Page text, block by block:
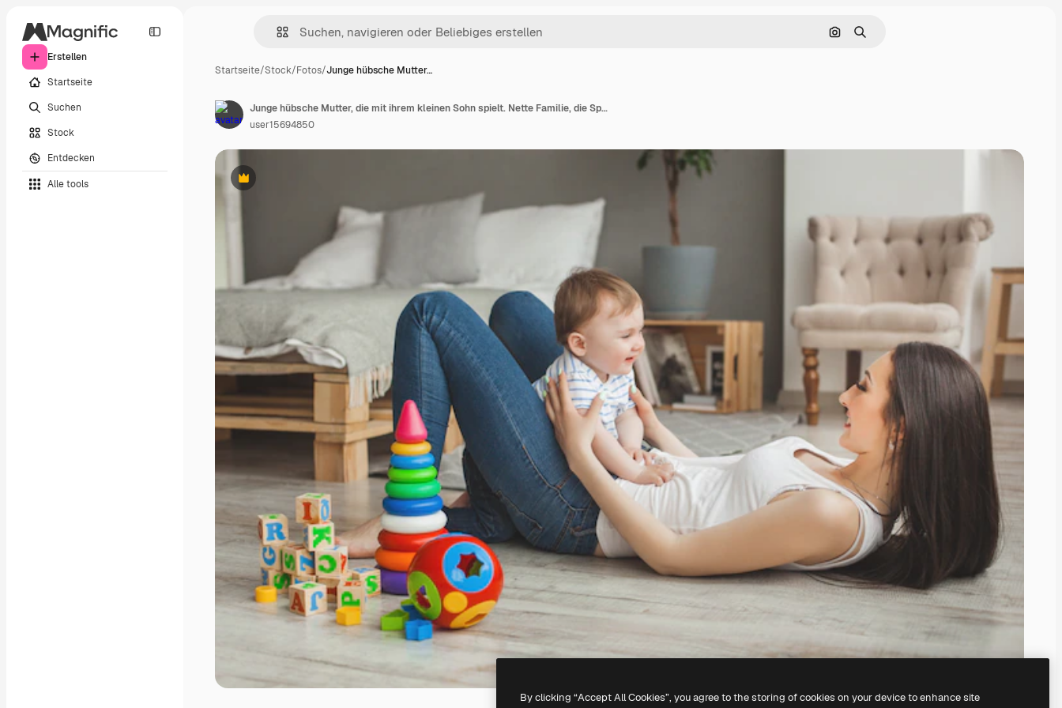
Erstellen
Startseite
Suchen
Stock
Entdecken
Alle tools
Nach Bild suchen
Suchen
Startseite/Stock/Fotos/Junge hübsche Mutter…
Premium
Junge hübsche Mutter, die mit ihrem kleinen Sohn spielt. Nette Familie, die Spaß zuhause mit kleinem Babysohn hat
user15694850
By clicking “Accept All Cookies”, you agree to the storing of cookies on your device to enhance site